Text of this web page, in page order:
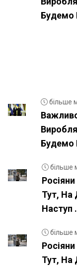
більше
більше
Тут, На
Наступ
більше
Тут, На